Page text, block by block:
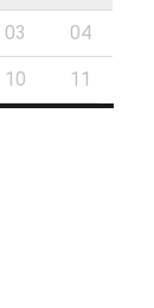
03 04
10 11